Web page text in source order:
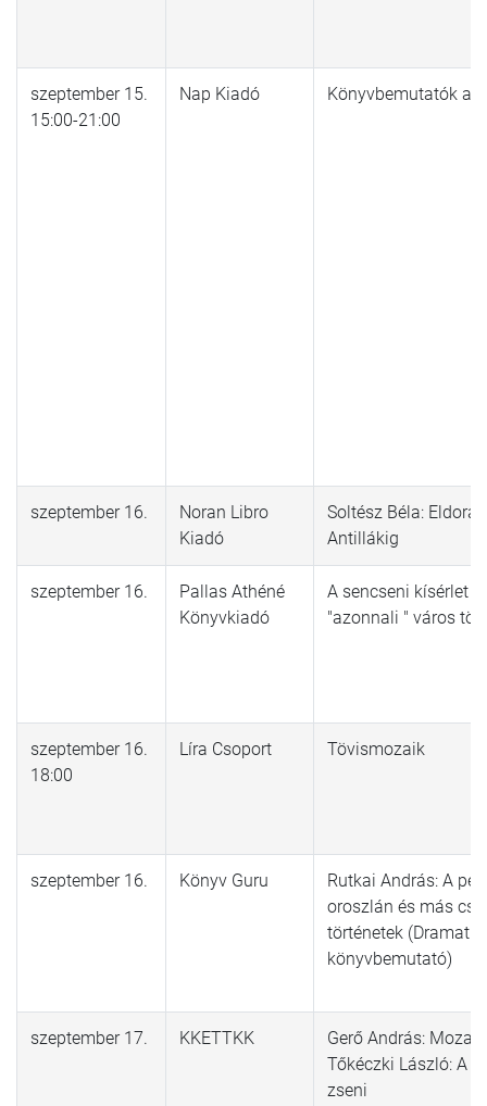
szeptember 15.
15:00-21:00
Nap Kiadó Könyvbemutatók a
szeptember 16.
Noran Libro
Kiadó
Soltész Béla:
Antillákig
szeptember 16.
Pallas Athéné
Könyvkiadó
A sencseni kísérlet
"azonnali " város
szeptember 16.
18:00
Líra Csoport Tövismozaik
szeptember 16. Könyv Guru
Rutkai András: A
oroszlán és más
történetek
könyvbemutató)
szeptember 17. KKETTKK
Gerő András:
Tőkéczki László: A
zseni